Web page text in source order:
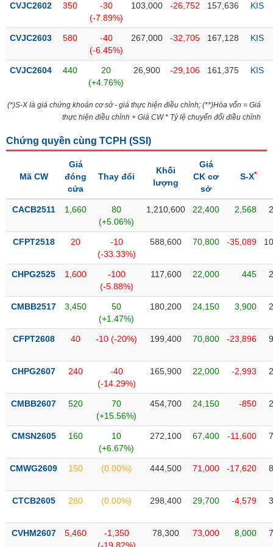
thái
phiếu
thị
Niêm
yết
Niêm
mới
yết
bổ
Hủy
yết
dõi
biệt
được
ký
Danh
phiếu
tiết
CVJC2602 350
-30
(-7.89%)
103,000 -26,752 157,636 KIS
CVJC2603 580
-40
(-6.45%)
267,000 -32,705 167,128 KIS
CVJC2604 440
20
(+4.76%)
26,900 -29,106 161,375 KIS
(*)S-X là giá chứng khoán cơ sở - giá thực hiện điều chỉnh; (**)Hòa vốn = Giá
thực hiện điều chỉnh + Giá CW * Tỷ lệ chuyển đổi điều chỉnh
Chứng quyền cùng TCPH (SSI )
Mã CW
Giá
đóng
cửa
Thay đổi
Khối
lượng
Giá
CK cơ
sở
S-X*
CACB2511 1,660
80
(+5.06%)
1,210,600 22,400 2,568
CFPT2518 20
-10
(-33.33%)
588,600 70,800 -35,089
CHPG2525 1,600
-100
(-5.88%)
117,600 22,000 445
CMBB2517 3,450
50
(+1.47%)
180,200 24,150 3,900
CFPT2608 40 -10 (-20%) 199,400 70,800 -23,896
CHPG2607 240
-40
(-14.29%)
165,900 22,000 -2,993
CMBB2607 520
70
(+15.56%)
454,700 24,150 -850
CMSN2605 160
10
(+6.67%)
272,100 67,400 -11,600
CMWG2609 150 (0.00%) 444,500 71,000 -17,620
CTCB2605 280 (0.00%) 298,400 29,700 -4,579
CVHM2607 5,460
-1,350
78,300 73,000 8,000
NGÀNH
NGHIỆP
CỔ
PHÁI
TRÁI
PHIẾU
CÔNG
CỤ
TƯ
XUẤT
LIỆU
MỚI
(-)